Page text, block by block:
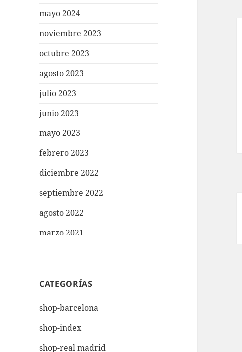
mayo 2024
noviembre 2023
octubre 2023
agosto 2023
julio 2023
junio 2023
mayo 2023
febrero 2023
diciembre 2022
septiembre 2022
agosto 2022
marzo 2021
CATEGORÍAS
shop-barcelona
shop-index
shop-real madrid